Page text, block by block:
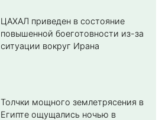
ЦАХАЛ приведен в состояние
повышенной боеготовности из-за
ситуации вокруг Ирана
Толчки мощного землетрясения в
Египте ощущались ночью в